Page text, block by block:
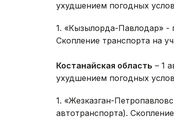
ухудшением погодных
1. «Кызылорда-Павлодар» -
Скопление транспорта на
Костанайская область – 1
ухудшением погодных
1. «Жезказган-
автотранспорта).